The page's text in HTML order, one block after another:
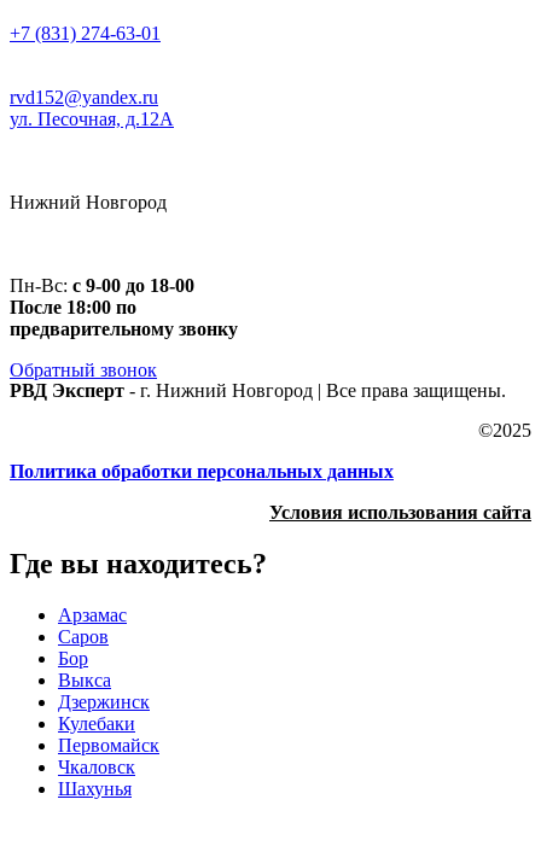
+7 (831) 274-63-01
rvd152@yandex.ru
ул. Песочная, д.12А
Нижний Новгород
Пн-Вс: с 9-00 до 18-00
После 18:00 по
предварительному звонку
Обратный звонок
РВД Эксперт - г. Нижний Новгород | Все права защищены.
©2025
Политика обработки персональных данных
Условия использования сайта
Где вы находитесь?
Арзамас
Саров
Бор
Выкса
Дзержинск
Кулебаки
Первомайск
Чкаловск
Шахунья